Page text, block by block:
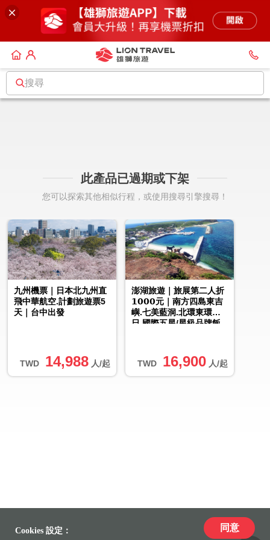
搜尋
此產品已過期或下架
您可以探索其他相似行程，或使用搜尋引擎搜尋！
TWD 14,988 人/起
九州機票｜日本北九州直
飛中華航空.計劃旅遊票5
天｜台中出發
TWD 16,900 人/起
澎湖旅遊｜旅展第二人折
𝟭𝟬𝟬𝟬元｜南方四島東吉
嶼.七美藍洞.北環東環３
日.國際五星/星級品牌飯
Cookies 設定： 同意